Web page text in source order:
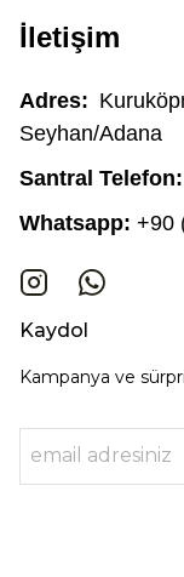
İletişim
Adres:
Seyhan/Adana
Santral Telefon:
Whatsapp: +90
Kaydol
Kampanya ve